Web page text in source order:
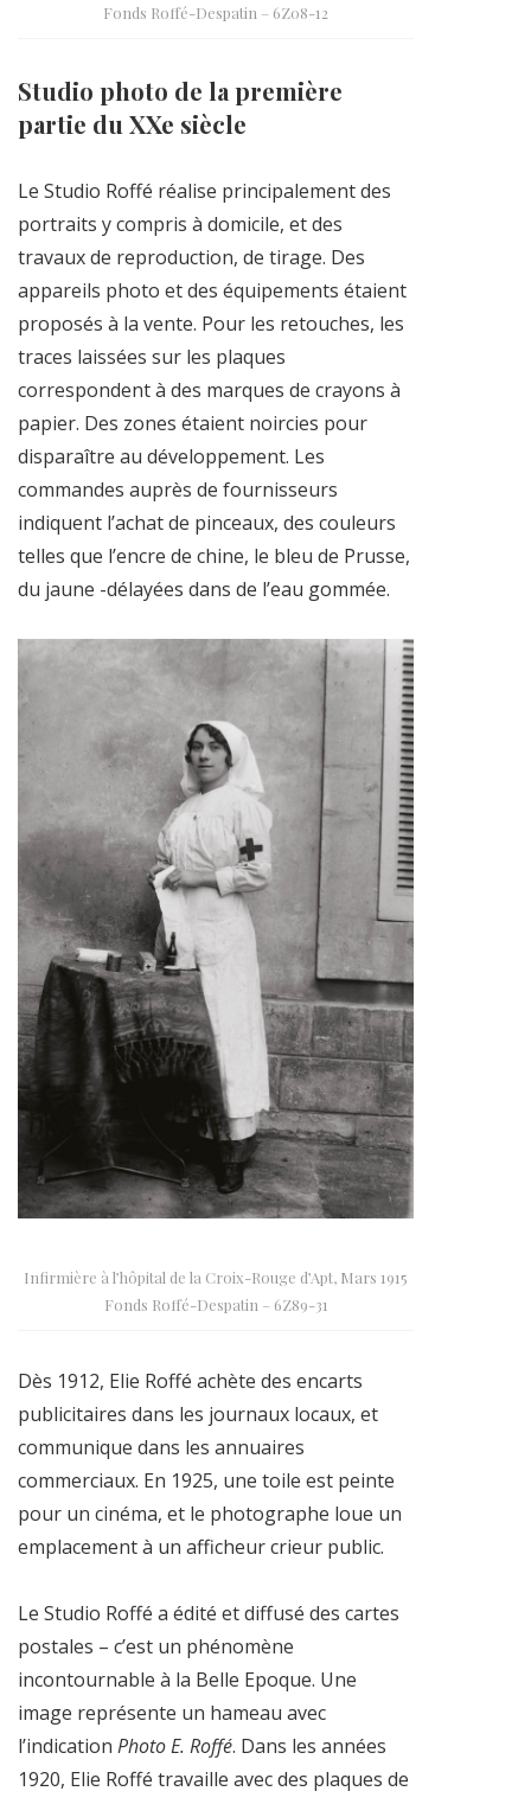
Fonds Roffé-Despatin – 6Z08-12
Studio photo de la première
partie du XXe siècle
Le Studio Roffé réalise principalement des
portraits y compris à domicile, et des
travaux de reproduction, de tirage. Des
appareils photo et des équipements étaient
proposés à la vente. Pour les retouches, les
traces laissées sur les plaques
correspondent à des marques de crayons à
papier. Des zones étaient noircies pour
disparaître au développement. Les
commandes auprès de fournisseurs
indiquent l’achat de pinceaux, des couleurs
telles que l’encre de chine, le bleu de Prusse,
du jaune -délayées dans de l’eau gommée.
Infirmière à l’hôpital de la Croix-Rouge d’Apt, Mars 1915
Fonds Roffé-Despatin – 6Z89-31
Dès 1912, Elie Roffé achète des encarts
publicitaires dans les journaux locaux, et
communique dans les annuaires
commerciaux. En 1925, une toile est peinte
pour un cinéma, et le photographe loue un
emplacement à un afficheur crieur public.
Le Studio Roffé a édité et diffusé des cartes
postales – c’est un phénomène
incontournable à la Belle Epoque. Une
image représente un hameau avec
l’indication Photo E. Roffé. Dans les années
1920, Elie Roffé travaille avec des plaques de